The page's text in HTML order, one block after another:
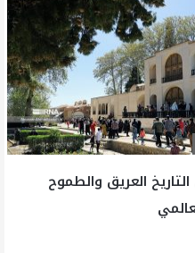
العريق والطموح